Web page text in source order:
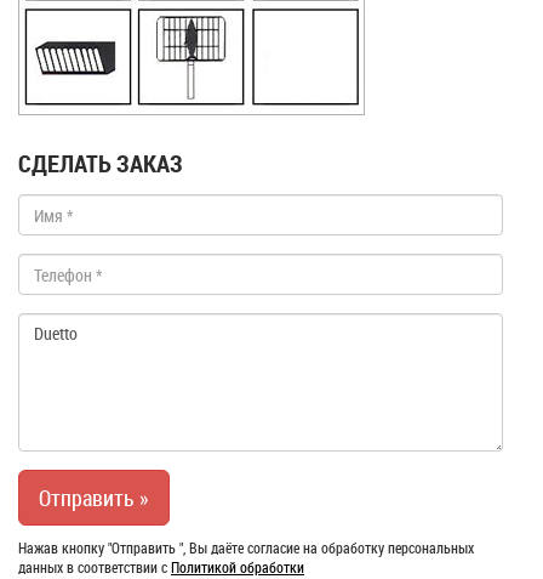
СДЕЛАТЬ ЗАКАЗ
Нажав кнопку "Отправить ", Вы даёте согласие на обработку персональных
данных в соответствии сПолитикой обработки